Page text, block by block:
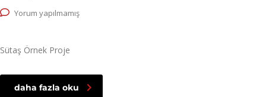
Yorum yapılmamış
Sütaş Örnek Proje
daha fazla oku